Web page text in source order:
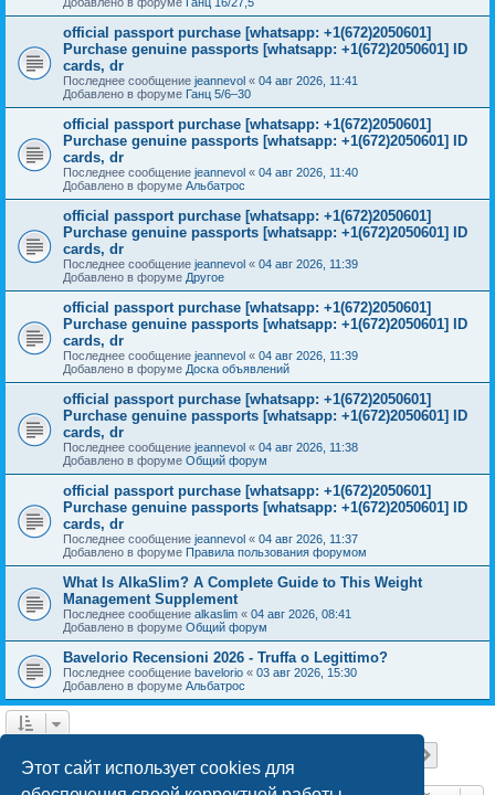
Этот сайт использует cookies для
official passport purchase [whatsapp: +1(672)2050601]
Purchase genuine passports [whatsapp: +1(672)2050601] ID
cards, dr
Последнее сообщение jeannevol « 04 авг 2026, 11:41
Добавлено в форуме Ганц 5/6–30
official passport purchase [whatsapp: +1(672)2050601]
Purchase genuine passports [whatsapp: +1(672)2050601] ID
cards, dr
Последнее сообщение jeannevol « 04 авг 2026, 11:40
Добавлено в форуме Альбатрос
official passport purchase [whatsapp: +1(672)2050601]
Purchase genuine passports [whatsapp: +1(672)2050601] ID
cards, dr
Последнее сообщение jeannevol « 04 авг 2026, 11:39
Добавлено в форуме Другое
official passport purchase [whatsapp: +1(672)2050601]
Purchase genuine passports [whatsapp: +1(672)2050601] ID
cards, dr
Последнее сообщение jeannevol « 04 авг 2026, 11:39
Добавлено в форуме Доска объявлений
official passport purchase [whatsapp: +1(672)2050601]
Purchase genuine passports [whatsapp: +1(672)2050601] ID
cards, dr
Последнее сообщение jeannevol « 04 авг 2026, 11:38
Добавлено в форуме Общий форум
official passport purchase [whatsapp: +1(672)2050601]
Purchase genuine passports [whatsapp: +1(672)2050601] ID
cards, dr
Последнее сообщение jeannevol « 04 авг 2026, 11:37
Добавлено в форуме Правила пользования форумом
What Is AlkaSlim? A Complete Guide to This Weight
Management Supplement
Последнее сообщение alkaslim « 04 авг 2026, 08:41
Добавлено в форуме Общий форум
Bavelorio Recensioni 2026 - Truffa o Legittimo?
Последнее сообщение bavelorio « 03 авг 2026, 15:30
Добавлено в форуме Альбатрос